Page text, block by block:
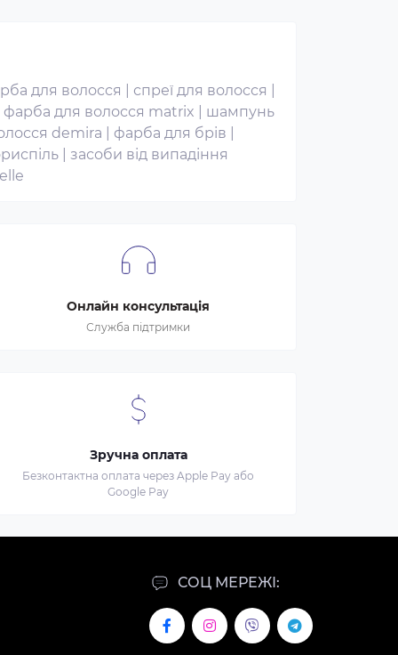
для волосся спреї для волосся
фарба для волосся matrix
шампунь
demira
фарба для брів
засоби від випадіння
Онлайн консультація
Служба підтримки
Зручна оплата
Безконтактна оплата через Apple Pay або
Google Pay
СОЦ МЕРЕЖІ: